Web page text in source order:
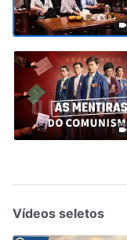
Vídeos seletos